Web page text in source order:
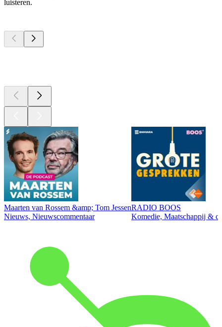
luisteren.
Maarten van Rossem &amp; Tom Jessen
Nieuws, Nieuwscommentaar
RADIO BOOS
Komedie, Maatschappij &